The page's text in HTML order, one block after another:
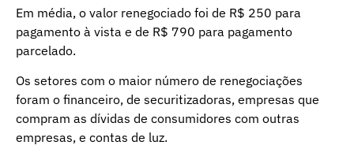
Em média, o valor renegociado foi de R$ 250 para
pagamento à vista e de R$ 790 para pagamento
parcelado.
Os setores com o maior número de renegociações
foram o financeiro, de securitizadoras, empresas que
compram as dívidas de consumidores com outras
empresas, e contas de luz.